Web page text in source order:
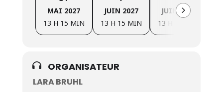
MAI 2027
13 H 15 MIN
JUIN 2027
13 H 15 MIN
JUIN 2027
13 H 15 MIN
ORGANISATEUR
LARA BRUHL